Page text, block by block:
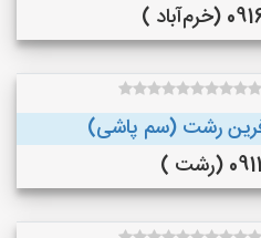
)
رشت (سم پاشی)
)